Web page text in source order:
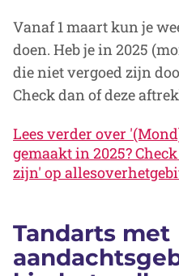
Vanaf 1 maart kun je
doen. Heb je in 2025
die niet vergoed zijn
Check dan of deze
Lees verder over
gemaakt in 2025?
zijn' op
Tandarts met